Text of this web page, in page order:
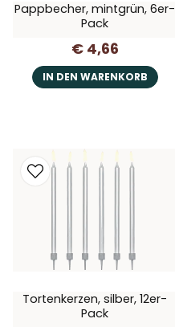
Pappbecher, mintgrün, 6er-
Pack
€ 4,66
IN DEN WARENKORB
Tortenkerzen, silber, 12er-
Pack